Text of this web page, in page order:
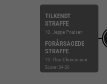
TILKENDT
STRAFFE
10. Jeppe Poulsen
FORÅRSAGEDE
STRAFFE
19. Thor Christensen
Score: 34-28